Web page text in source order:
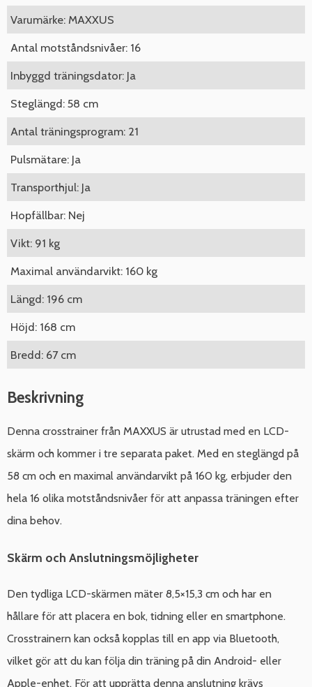
Varumärke: MAXXUS
Antal motståndsnivåer: 16
Inbyggd träningsdator: Ja
Steglängd: 58 cm
Antal träningsprogram: 21
Pulsmätare: Ja
Transporthjul: Ja
Hopfällbar: Nej
Vikt: 91 kg
Maximal användarvikt: 160 kg
Längd: 196 cm
Höjd: 168 cm
Bredd: 67 cm
Beskrivning
Denna crosstrainer från MAXXUS är utrustad med en LCD-
skärm och kommer i tre separata paket. Med en steglängd på
58 cm och en maximal användarvikt på 160 kg, erbjuder den
hela 16 olika motståndsnivåer för att anpassa träningen efter
dina behov.
Skärm och Anslutningsmöjligheter
Den tydliga LCD-skärmen mäter 8,5×15,3 cm och har en
hållare för att placera en bok, tidning eller en smartphone.
Crosstrainern kan också kopplas till en app via Bluetooth,
vilket gör att du kan följa din träning på din Android- eller
Apple-enhet. För att upprätta denna anslutning krävs